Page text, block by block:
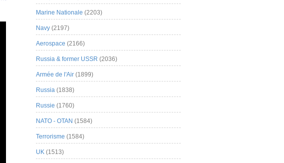
Marine Nationale (2203)
Navy (2197)
Aerospace (2166)
Russia & former USSR (2036)
Armée de l'Air (1899)
Russia (1838)
Russie (1760)
NATO - OTAN (1584)
Terrorisme (1584)
UK (1513)